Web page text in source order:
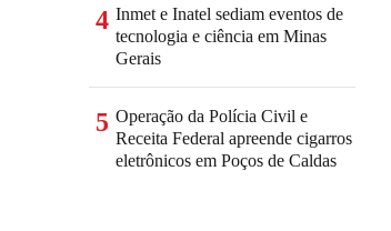
4 Inmet e Inatel sediam eventos de
tecnologia e ciência em Minas
Gerais
5 Operação da Polícia Civil e
Receita Federal apreende cigarros
eletrônicos em Poços de Caldas